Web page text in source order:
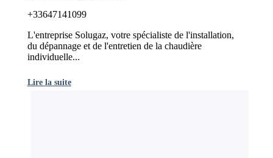
+33647141099
L'entreprise Solugaz, votre spécialiste de l'installation,
du dépannage et de l'entretien de la chaudière
individuelle...
Lire la suite